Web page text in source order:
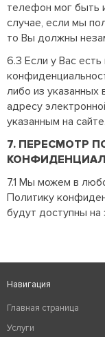
телефон мог быть
случае, если мы
то Вы должны
6.3 Если у Вас
либо из указанных
адресу
указанным на сайте.
7. ПЕРЕСМОТР
7.1 Мы можем в
Политику
будут доступны на
Навигация
Главная страница
Услуги